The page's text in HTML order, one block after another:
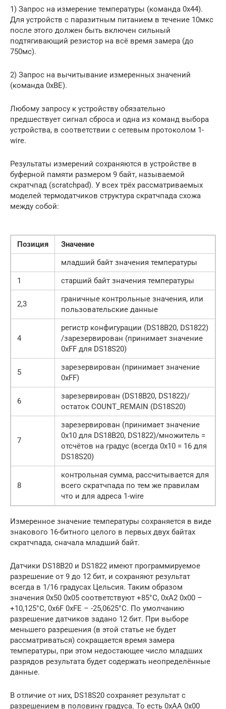
1) Запрос на измерение температуры (команда 0x44).
Для устройств с паразитным питанием в течение 10мкс
после этого должен быть включен сильный
подтягивающий резистор на всё время замера (до
750мс).
2) Запрос на вычитывание измеренных значений
(команда 0xBE).
Любому запросу к устройству обязательно
предшествует сигнал сброса и одна из команд выбора
устройства, в соответствии с сетевым протоколом 1-
wire.
Результаты измерений сохраняются в устройстве в
буферной памяти размером 9 байт, называемой
скратчпад (scratchpad). У всех трёх рассматриваемых
моделей термодатчиков структура скратчпада схожа
между собой:
Позиция
Значение
младший байт значения температуры
1
старший байт значения температуры
2,3
граничные контрольные значения, или
пользовательские данные
4
регистр конфигурации (DS18B20, DS1822)
/зарезервирован (принимает значение
0xFF для DS18S20)
5
зарезервирован (принимает значение
0xFF)
6
зарезервирован (DS18B20, DS1822)/
остаток COUNT_REMAIN (DS18S20)
7
зарезервирован (принимает значение
0x10 для DS18B20, DS1822)/множитель =
отсчётов на градус (всегда 0x10 = 16 для
DS18S20)
8
контрольная сумма, рассчитывается для
всего скратчпада по тем же правилам
что и для адреса 1-wire
Измеренное значение температуры сохраняется в виде
знакового 16-битного целого в первых двух байтах
скратчпада, сначала младший байт.
Датчики DS18B20 и DS1822 имеют программируемое
разрешение от 9 до 12 бит, и сохраняют результат
всегда в 1/16 градусах Цельсия. Таким образом
значения 0x50 0x05 соответствуют +85°С, 0xA2 0x00 –
+10,125°С, 0x6F 0xFE – -25,0625°С. По умолчанию
разрешение датчиков задано 12 бит. При выборе
меньшего разрешения (в этой статье не будет
рассматриваться) сокращается время замера
температуры, при этом недостающее число младших
разрядов результата будет содержать неопределённые
данные.
В отличие от них, DS18S20 сохраняет результат с
разрешением в половину градуса. То есть 0xAA 0x00